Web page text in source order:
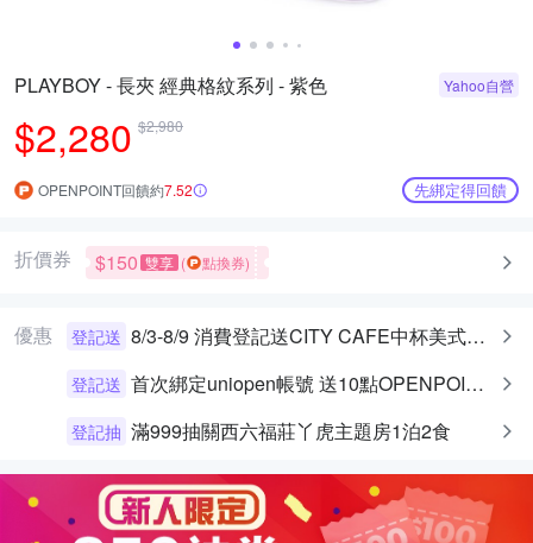
PLAYBOY - 長夾 經典格紋系列 - 紫色
$2,280 $2,980
Yahoo自營
OPENPOINT回饋約7.52 先綁定得回饋
折價券 $150 雙享 ( 點換券)
優惠 登記送 8/3-8/9 消費登記送CITY CAFE中杯美式乙杯
登記送 首次綁定uniopen帳號 送10點OPENPOINT+統一布丁一個
登記抽 滿999抽關西六福莊丫虎主題房1泊2食